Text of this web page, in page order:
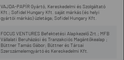
VAJDA-PAPÍR Gyártó, Kereskedelmi és Szolgáltató
Kft.; Sofidel Hungary Kft. saját márkás (és helyi
gyártói márkás) üzletága; Sofidel Hungary Kft.
FOCUS VENTURES Befektetési Alapkezelő Zrt.; MFB
Vállalati Beruházási és Tranzakciós Magántőkealap ;
Büttner Tamás Gábor; Büttner és Társai
Szerszámelemgyártó és Kereskedelmi Kft.